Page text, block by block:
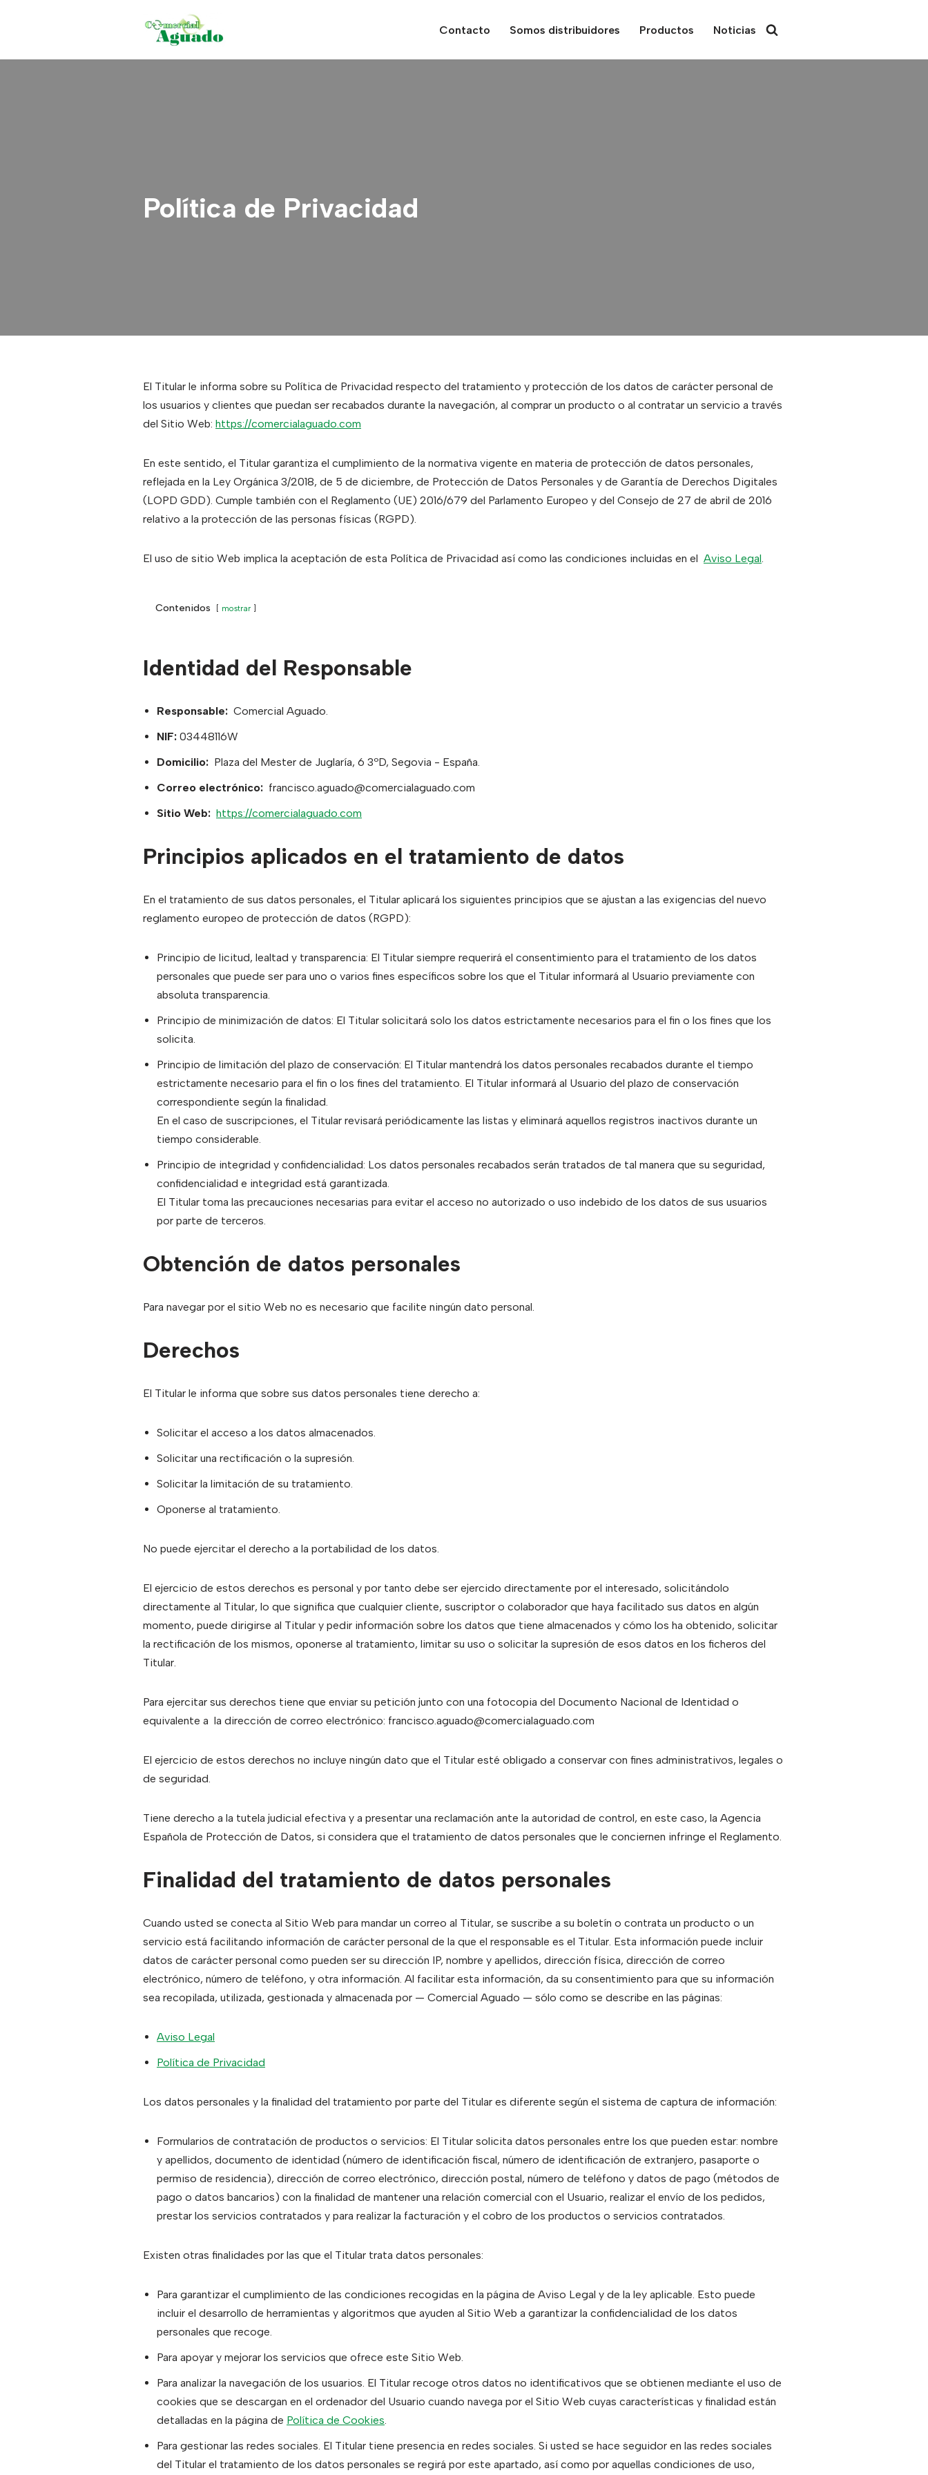
al
Contacto Somos distribuidores Productos Noticias
Política de Privacidad
El Titular le informa sobre su Política de Privacidad respecto del tratamiento y protección de los datos de carácter personal de
los usuarios y clientes que puedan ser recabados durante la navegación, al comprar un producto o al contratar un servicio a través
del Sitio Web: https://comercialaguado.com
En este sentido, el Titular garantiza el cumplimiento de la normativa vigente en materia de protección de datos personales,
reflejada en la Ley Orgánica 3/2018, de 5 de diciembre, de Protección de Datos Personales y de Garantía de Derechos Digitales
(LOPD GDD). Cumple también con el Reglamento (UE) 2016/679 del Parlamento Europeo y del Consejo de 27 de abril de 2016
relativo a la protección de las personas físicas (RGPD).
El uso de sitio Web implica la aceptación de esta Política de Privacidad así como las condiciones incluidas en el Aviso Legal.
Contenidos mostrar
Identidad del Responsable
Responsable: Comercial Aguado.
NIF: 03448116W
Domicilio: Plaza del Mester de Juglaría, 6 3ºD, Segovia - España.
Correo electrónico: francisco.aguado@comercialaguado.com
Sitio Web: https://comercialaguado.com
Principios aplicados en el tratamiento de datos
En el tratamiento de sus datos personales, el Titular aplicará los siguientes principios que se ajustan a las exigencias del nuevo
reglamento europeo de protección de datos (RGPD):
Principio de licitud, lealtad y transparencia: El Titular siempre requerirá el consentimiento para el tratamiento de los datos
personales que puede ser para uno o varios fines específicos sobre los que el Titular informará al Usuario previamente con
absoluta transparencia.
Principio de minimización de datos: El Titular solicitará solo los datos estrictamente necesarios para el fin o los fines que los
solicita.
Principio de limitación del plazo de conservación: El Titular mantendrá los datos personales recabados durante el tiempo
estrictamente necesario para el fin o los fines del tratamiento. El Titular informará al Usuario del plazo de conservación
correspondiente según la finalidad.
En el caso de suscripciones, el Titular revisará periódicamente las listas y eliminará aquellos registros inactivos durante un
tiempo considerable.
Principio de integridad y confidencialidad: Los datos personales recabados serán tratados de tal manera que su seguridad,
confidencialidad e integridad está garantizada.
El Titular toma las precauciones necesarias para evitar el acceso no autorizado o uso indebido de los datos de sus usuarios
por parte de terceros.
Obtención de datos personales
Para navegar por el sitio Web no es necesario que facilite ningún dato personal.
Derechos
El Titular le informa que sobre sus datos personales tiene derecho a:
Solicitar el acceso a los datos almacenados.
Solicitar una rectificación o la supresión.
Solicitar la limitación de su tratamiento.
Oponerse al tratamiento.
No puede ejercitar el derecho a la portabilidad de los datos.
El ejercicio de estos derechos es personal y por tanto debe ser ejercido directamente por el interesado, solicitándolo
directamente al Titular, lo que significa que cualquier cliente, suscriptor o colaborador que haya facilitado sus datos en algún
momento, puede dirigirse al Titular y pedir información sobre los datos que tiene almacenados y cómo los ha obtenido, solicitar
la rectificación de los mismos, oponerse al tratamiento, limitar su uso o solicitar la supresión de esos datos en los ficheros del
Titular.
Para ejercitar sus derechos tiene que enviar su petición junto con una fotocopia del Documento Nacional de Identidad o
equivalente a la dirección de correo electrónico: francisco.aguado@comercialaguado.com
El ejercicio de estos derechos no incluye ningún dato que el Titular esté obligado a conservar con fines administrativos, legales o
de seguridad.
Tiene derecho a la tutela judicial efectiva y a presentar una reclamación ante la autoridad de control, en este caso, la Agencia
Española de Protección de Datos, si considera que el tratamiento de datos personales que le conciernen infringe el Reglamento.
Finalidad del tratamiento de datos personales
Cuando usted se conecta al Sitio Web para mandar un correo al Titular, se suscribe a su boletín o contrata un producto o un
servicio está facilitando información de carácter personal de la que el responsable es el Titular. Esta información puede incluir
datos de carácter personal como pueden ser su dirección IP, nombre y apellidos, dirección física, dirección de correo
electrónico, número de teléfono, y otra información. Al facilitar esta información, da su consentimiento para que su información
sea recopilada, utilizada, gestionada y almacenada por — Comercial Aguado — sólo como se describe en las páginas:
Aviso Legal
Política de Privacidad
Los datos personales y la finalidad del tratamiento por parte del Titular es diferente según el sistema de captura de información:
Formularios de contratación de productos o servicios: El Titular solicita datos personales entre los que pueden estar: nombre
y apellidos, documento de identidad (número de identificación fiscal, número de identificación de extranjero, pasaporte o
permiso de residencia), dirección de correo electrónico, dirección postal, número de teléfono y datos de pago (métodos de
pago o datos bancarios) con la finalidad de mantener una relación comercial con el Usuario, realizar el envío de los pedidos,
prestar los servicios contratados y para realizar la facturación y el cobro de los productos o servicios contratados.
Existen otras finalidades por las que el Titular trata datos personales:
Para garantizar el cumplimiento de las condiciones recogidas en la página de Aviso Legal y de la ley aplicable. Esto puede
incluir el desarrollo de herramientas y algoritmos que ayuden al Sitio Web a garantizar la confidencialidad de los datos
personales que recoge.
Para apoyar y mejorar los servicios que ofrece este Sitio Web.
Para analizar la navegación de los usuarios. El Titular recoge otros datos no identificativos que se obtienen mediante el uso de
cookies que se descargan en el ordenador del Usuario cuando navega por el Sitio Web cuyas características y finalidad están
detalladas en la página de Política de Cookies.
Para gestionar las redes sociales. El Titular tiene presencia en redes sociales. Si usted se hace seguidor en las redes sociales
del Titular el tratamiento de los datos personales se regirá por este apartado, así como por aquellas condiciones de uso,